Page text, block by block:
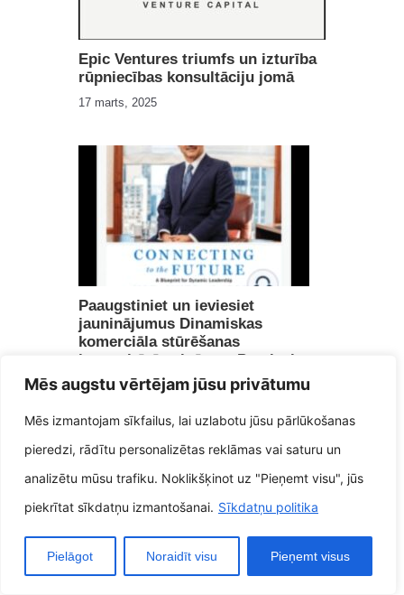
Mēs augstu vērtējam jūsu privātumu
Mēs izmantojam sīkfailus, lai uzlabotu jūsu pārlūkošanas
pieredzi, rādītu personalizētas reklāmas vai saturu un
analizētu mūsu trafiku. Noklikšķinot uz "Pieņemt visu", jūs
piekrītat sīkdatņu izmantošanai. Sīkdatņu politika
Pielāgot Noraidīt visu Pieņemt visus
Epic Ventures triumfs un izturība
rūpniecības konsultāciju jomā
17 marts, 2025
Paaugstiniet un ieviesiet
jauninājumus Dinamiskas
komerciāla stūrēšanas
humanitārās zinātnes Pareizais
veids, kā pārliecināt savu
komandu pie sasniegumiem
mainīgajā uz zemes.